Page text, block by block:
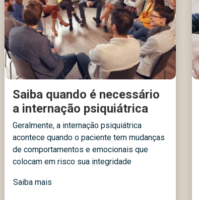
Saiba quando é necessário
a internação psiquiátrica
Geralmente, a internação psiquiátrica
acontece quando o paciente tem mudanças
de comportamentos e emocionais que
colocam em risco sua integridade
Saiba mais